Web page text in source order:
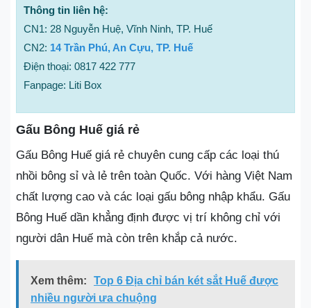
Thông tin liên hệ:
CN1: 28 Nguyễn Huệ, Vĩnh Ninh, TP. Huế
CN2: 14 Trần Phú, An Cựu, TP. Huế
Điện thoại: 0817 422 777
Fanpage: Liti Box
Gấu Bông Huế giá rẻ
Gấu Bông Huế giá rẻ chuyên cung cấp các loại thú
nhồi bông sỉ và lẻ trên toàn Quốc. Với hàng Việt Nam
chất lượng cao và các loại gấu bông nhập khẩu. Gấu
Bông Huế dần khẳng định được vị trí không chỉ với
người dân Huế mà còn trên khắp cả nước.
Xem thêm:
Top 6 Địa chỉ bán két sắt Huế được
nhiều người ưa chuộng